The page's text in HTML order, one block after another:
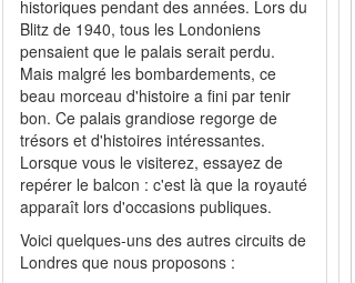
historiques pendant des années. Lors du
Blitz de 1940, tous les Londoniens
pensaient que le palais serait perdu.
Mais malgré les bombardements, ce
beau morceau d'histoire a fini par tenir
bon. Ce palais grandiose regorge de
trésors et d'histoires intéressantes.
Lorsque vous le visiterez, essayez de
repérer le balcon : c'est là que la royauté
apparaît lors d'occasions publiques.
Voici quelques-uns des autres circuits de
Londres que nous proposons :